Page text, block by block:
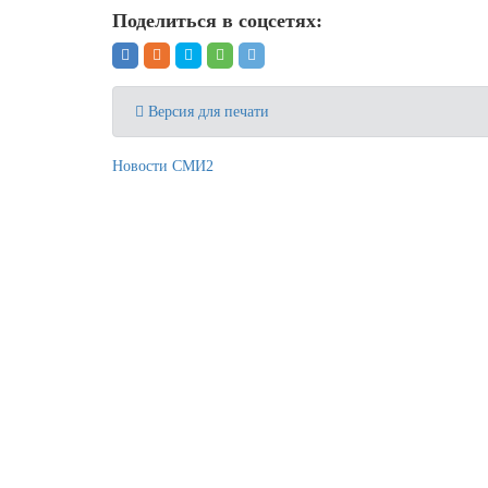
Поделиться в соцсетях:
Версия для печати
Новости СМИ2